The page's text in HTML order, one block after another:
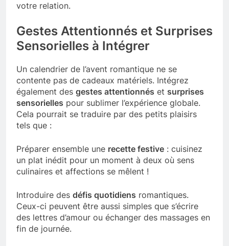
votre relation.
Gestes Attentionnés et Surprises
Sensorielles à Intégrer
Un calendrier de l’avent romantique ne se
contente pas de cadeaux matériels. Intégrez
également des gestes attentionnés et surprises
sensorielles pour sublimer l’expérience globale.
Cela pourrait se traduire par des petits plaisirs
tels que :
Préparer ensemble une recette festive : cuisinez
un plat inédit pour un moment à deux où sens
culinaires et affections se mêlent !
Introduire des défis quotidiens romantiques.
Ceux-ci peuvent être aussi simples que s’écrire
des lettres d’amour ou échanger des massages en
fin de journée.